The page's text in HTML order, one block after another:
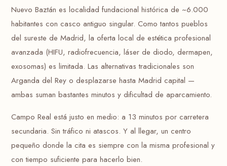
Nuevo Baztán es localidad fundacional histórica de ~6.000
habitantes con casco antiguo singular. Como tantos pueblos
del sureste de Madrid, la oferta local de estética profesional
avanzada (HIFU, radiofrecuencia, láser de diodo, dermapen,
exosomas) es limitada. Las alternativas tradicionales son
Arganda del Rey o desplazarse hasta Madrid capital —
ambas suman bastantes minutos y dificultad de aparcamiento.
Campo Real está justo en medio: a 13 minutos por carretera
secundaria. Sin tráfico ni atascos. Y al llegar, un centro
pequeño donde la cita es siempre con la misma profesional y
con tiempo suficiente para hacerlo bien.